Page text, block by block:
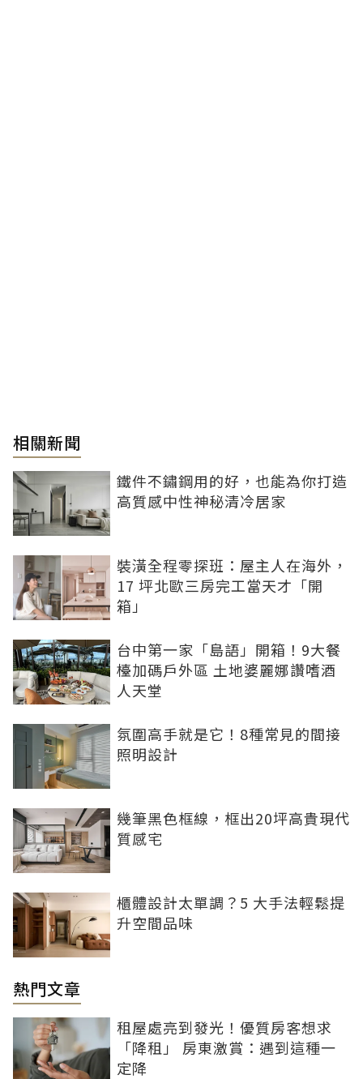
相關新聞
鐵件不鏽鋼用的好，也能為你打造
高質感中性神秘清冷居家
裝潢全程零探班：屋主人在海外，
17 坪北歐三房完工當天才「開
箱」
台中第一家「島語」開箱！9大餐
檯加碼戶外區 土地婆麗娜讚嗜酒
人天堂
氛圍高手就是它！8種常見的間接
照明設計
幾筆黑色框線，框出20坪高貴現代
質感宅
櫃體設計太單調？5 大手法輕鬆提
升空間品味
熱門文章
租屋處亮到發光！優質房客想求
「降租」 房東激賞：遇到這種一
定降